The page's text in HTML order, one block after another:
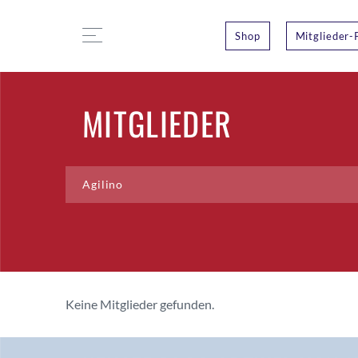
Shop Mitglieder-
MITGLIEDER
Keine Mitglieder gefunden.